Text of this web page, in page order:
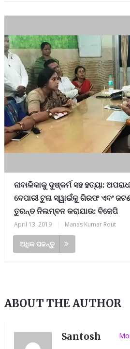
ନାବାଳିକାକୁ ଦୁଷ୍କର୍ମ ସହ ହତ୍ୟା:
ବେପାରୀ ଟୁନା ସ୍ୱାଇଁକୁ ଗିରଫ ଏବଂ
ତୁରନ୍ତ ନିଲମ୍ବନ କରାଯାଉ: ବିଜେପି
April 13, 2019 Manas Kumar Rout
ଅଧିକ ପଢନ୍ତୁ
ABOUT THE AUTHOR
Santosh